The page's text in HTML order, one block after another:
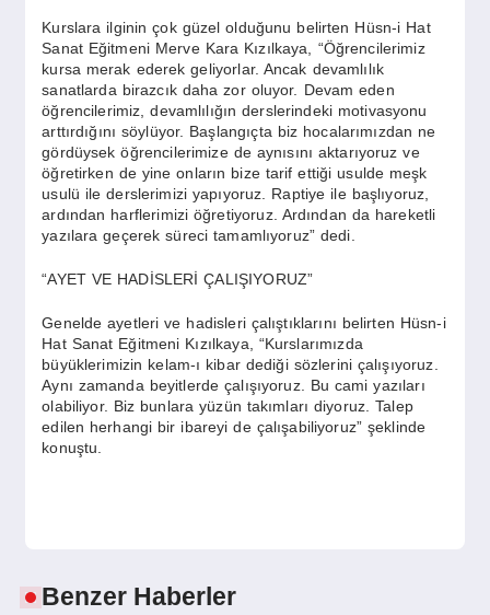
Kurslara ilginin çok güzel olduğunu belirten Hüsn-i Hat
Sanat Eğitmeni Merve Kara Kızılkaya, “Öğrencilerimiz
kursa merak ederek geliyorlar. Ancak devamlılık
sanatlarda birazcık daha zor oluyor. Devam eden
öğrencilerimiz, devamlılığın derslerindeki motivasyonu
arttırdığını söylüyor. Başlangıçta biz hocalarımızdan ne
gördüysek öğrencilerimize de aynısını aktarıyoruz ve
öğretirken de yine onların bize tarif ettiği usulde meşk
usulü ile derslerimizi yapıyoruz. Raptiye ile başlıyoruz,
ardından harflerimizi öğretiyoruz. Ardından da hareketli
yazılara geçerek süreci tamamlıyoruz” dedi.
“AYET VE HADİSLERİ ÇALIŞIYORUZ”
Genelde ayetleri ve hadisleri çalıştıklarını belirten Hüsn-i
Hat Sanat Eğitmeni Kızılkaya, “Kurslarımızda
büyüklerimizin kelam-ı kibar dediği sözlerini çalışıyoruz.
Aynı zamanda beyitlerde çalışıyoruz. Bu cami yazıları
olabiliyor. Biz bunlara yüzün takımları diyoruz. Talep
edilen herhangi bir ibareyi de çalışabiliyoruz” şeklinde
konuştu.
Benzer Haberler